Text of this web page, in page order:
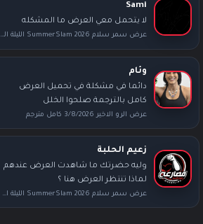
Sami
لا يتحمل معي العرض ما المشكله
عرض سمر سلام SummerSlam 2026 الليلة الثانية كامل مترجم
وئام
دائما في مشكلة في تحميل العرض
كامل بالترجمة صلحوا الخلل
عرض الرو الاخير 3/8/2026 كامل مترجم
زعيم الحلبة
وليه حضرتك ما شاهدت العرض عندهم
لماذا تنتظر العرض هنا ؟
عرض سمر سلام SummerSlam 2026 الليلة الأولى كامل مترجم